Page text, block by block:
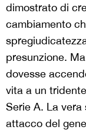
dimostrato di
cambiamento
presunzione.
dovesse
vita a un
Serie A. La
attacco del